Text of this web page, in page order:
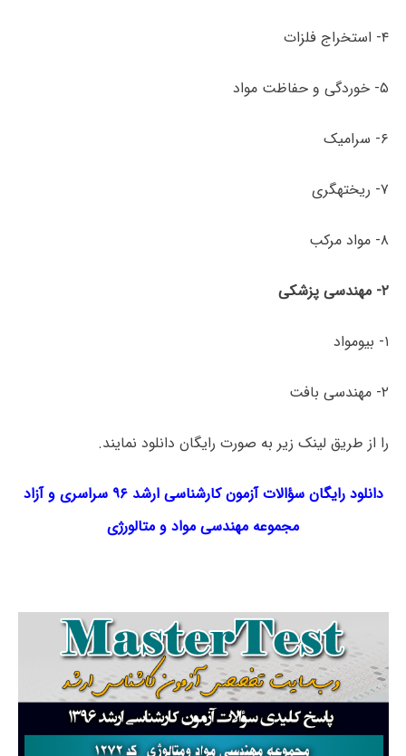
۴- استخراج فلزات
۵- خوردگی و حفاظت مواد
۶- سرامیک
۷- ریخته­گری
۸- مواد مرکب
۲- مهندسی پزشکی
۱- بیومواد
۲- مهندسی بافت
را از طریق لینک‌ زیر به صورت رایگان دانلود نمایند.
دانلود رایگان سؤالات آزمون کارشناسی ارشد ۹۶ سراسری و آزاد
مجموعه مهندسی مواد و متالورژی